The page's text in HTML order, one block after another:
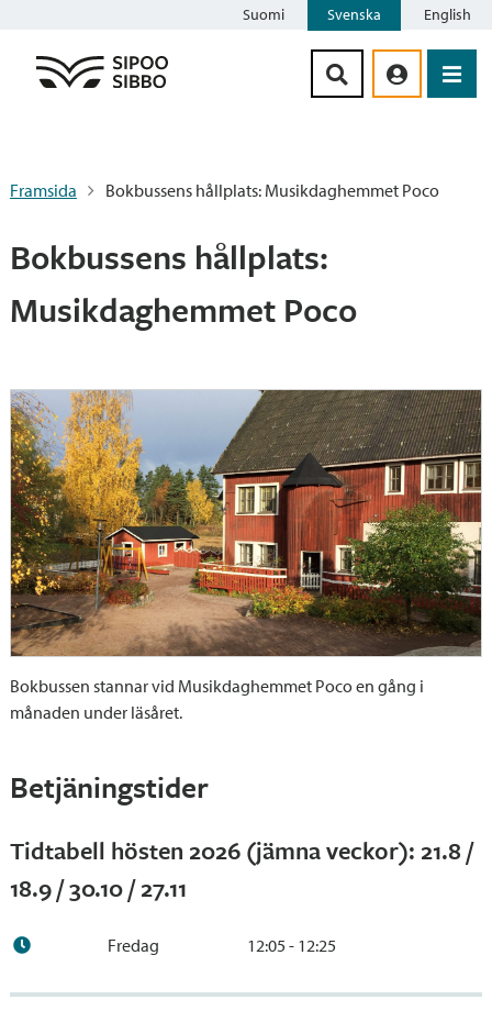
Suomi Svenska English
Framsida Bokbussens hållplats: Musikdaghemmet Poco
Bokbussens hållplats:
Musikdaghemmet Poco
Bokbussen stannar vid Musikdaghemmet Poco en gång i
månaden under läsåret.
Betjäningstider
Tidtabell hösten 2026 (jämna veckor): 21.8 /
18.9 / 30.10 / 27.11
Fredag 12:05 - 12:25